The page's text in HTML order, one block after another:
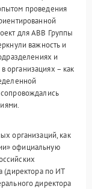
проведения
для ABB Группы
важность и
и
организациях – как
организаций, как
официальную
(директора по ИТ
директора